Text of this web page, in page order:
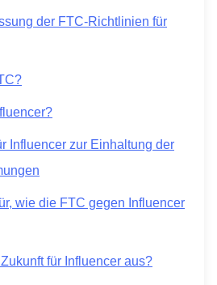
der FTC-Richtlinien für
Influencer zur Einhaltung der
wie die FTC gegen Influencer
für Influencer aus?